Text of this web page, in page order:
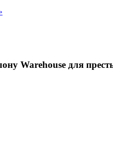
Warehouse для